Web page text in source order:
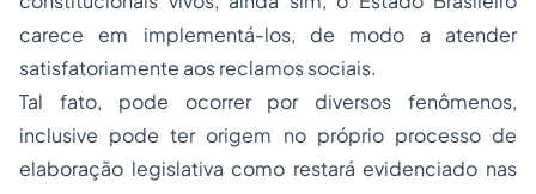
carece em implementá-los, de modo a atender
satisfatoriamente aos reclamos sociais.
Tal fato, pode ocorrer por diversos fenômenos,
inclusive pode ter origem no próprio processode
elaboração legislativa como restará evidenciado nas